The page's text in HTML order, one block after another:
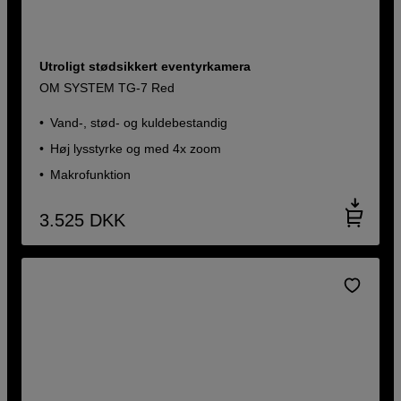
Utroligt stødsikkert eventyrkamera
OM SYSTEM TG-7 Red
Vand-, stød- og kuldebestandig
Høj lysstyrke og med 4x zoom
Makrofunktion
3.525 DKK